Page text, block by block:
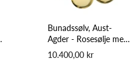
Bunadssølv, Aust-
Agder - Rosesølje med
Lauv
10.400,00 kr